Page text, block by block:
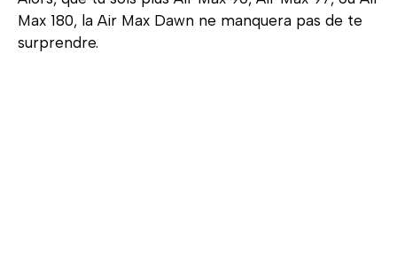
Max 180, la Air Max Dawn ne manquera pas de te
surprendre.